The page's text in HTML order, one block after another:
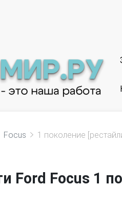
Focus 1 поколение
Ford Focus 1